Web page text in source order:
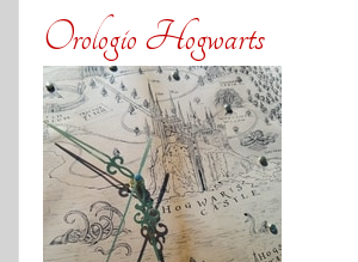
Orologio Hogwarts